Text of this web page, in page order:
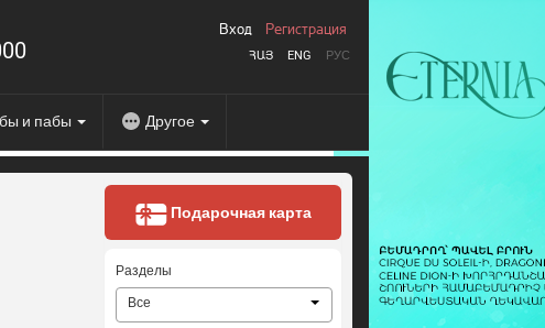
ՀԱՅ ENG РУС
Вход Регистрация
и пабы Другое
Подарочная карта
Разделы
Все